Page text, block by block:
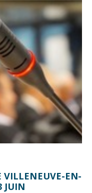
VILLENEUVE-EN-
JUIN